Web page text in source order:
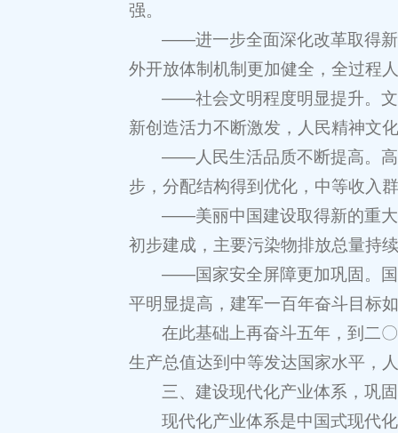
强。
——进一步全面深化改革取得新
外开放体制机制更加健全，全过程
——社会文明程度明显提升。文
新创造活力不断激发，人民精神文
——人民生活品质不断提高。高
步，分配结构得到优化，中等收入
——美丽中国建设取得新的重大
初步建成，主要污染物排放总量持
——国家安全屏障更加巩固。国
平明显提高，建军一百年奋斗目标
在此基础上再奋斗五年，到二
生产总值达到中等发达国家水平，
三、建设现代化产业体系，巩
现代化产业体系是中国式现代